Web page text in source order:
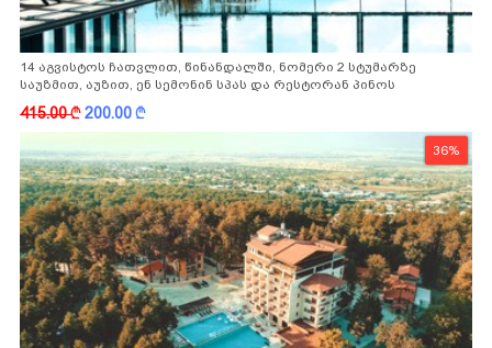
14 აგვისტოს ჩათვლით, წინანდალში, ნომერი 2 სტუმარზე
საუზმით, აუზით, ენ სემონინ სპას და რესტორან პინოს
ფასდაკლებით
415.00k200.00k
36%